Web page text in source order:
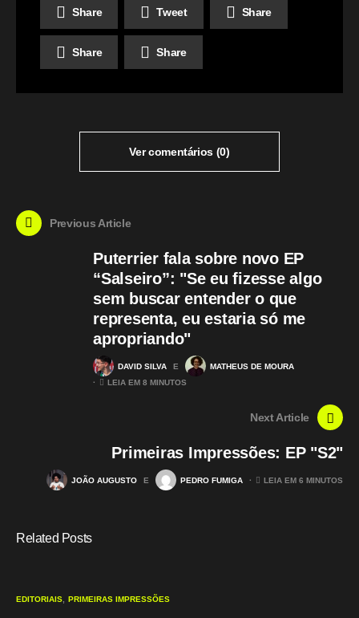
Share Tweet Share
Share Share
Ver comentários (0)
Previous Article
Puterrier fala sobre novo EP
“Salseiro”: "Se eu fizesse algo
sem buscar entender o que
representa, eu estaria só me
apropriando"
DAVID SILVA E
MATHEUS DE MOURA
LEIA EM 8 MINUTOS
Next Article
Primeiras Impressões: EP "S2"
JOÃO AUGUSTO E PEDRO FUMIGA LEIA EM 6 MINUTOS
Related Posts
EDITORIAIS PRIMEIRAS IMPRESSÕES